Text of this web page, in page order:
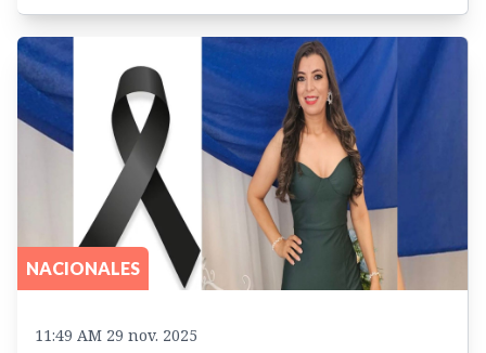
NACIONALES
11:49 AM 29 nov. 2025